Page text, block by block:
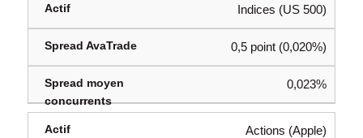
Indices (US 500)
0,5 point (0,020%)
0,023%
Actions (Apple)